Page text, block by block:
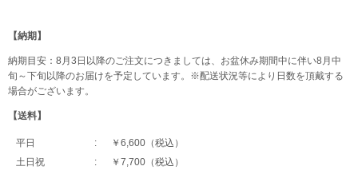
【納期】
納期目安：8月3日以降のご注文につきましては、お盆休み期間中に伴い8月中
旬～下旬以降のお届けを予定しています。※配送状況等により日数を頂戴する
場合がございます。
【送料】
平日
￥6,600（税込）
土日祝
￥7,700（税込）